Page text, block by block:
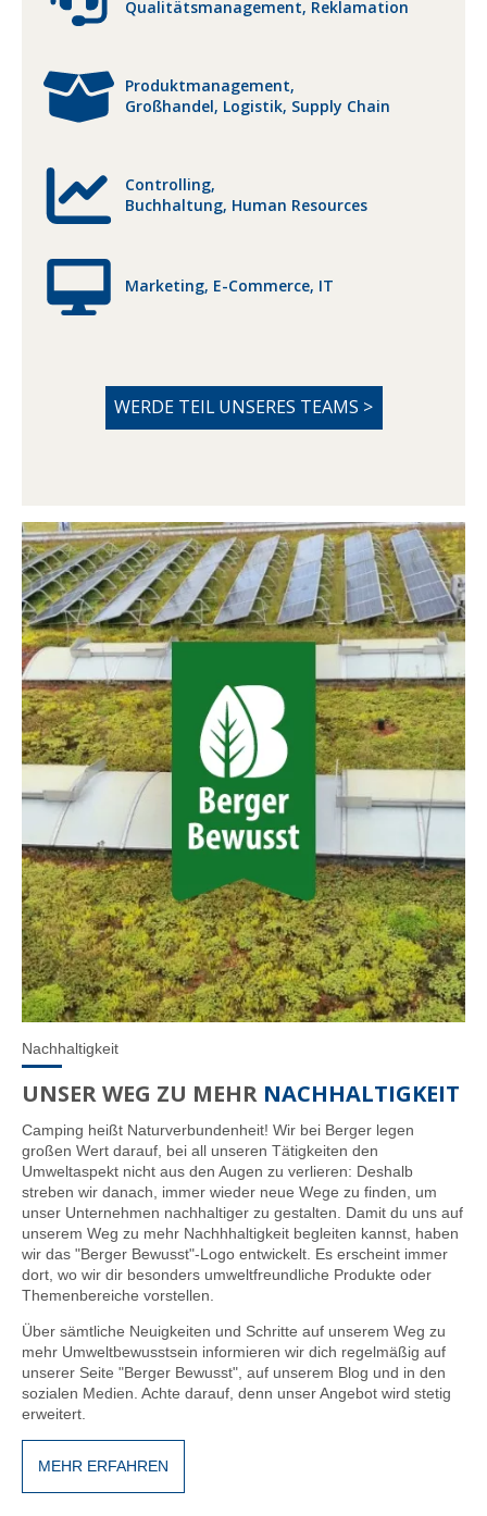
Qualitätsmanagement, Reklamation
Produktmanagement,
Großhandel, Logistik, Supply Chain
Controlling,
Buchhaltung, Human Resources
Marketing, E-Commerce, IT
WERDE TEIL UNSERES TEAMS >
Nachhaltigkeit
UNSER WEG ZU MEHR NACHHALTIGKEIT
Camping heißt Naturverbundenheit! Wir bei Berger legen
großen Wert darauf, bei all unseren Tätigkeiten den
Umweltaspekt nicht aus den Augen zu verlieren: Deshalb
streben wir danach, immer wieder neue Wege zu finden, um
unser Unternehmen nachhaltiger zu gestalten. Damit du uns auf
unserem Weg zu mehr Nachhhaltigkeit begleiten kannst, haben
wir das "Berger Bewusst"-Logo entwickelt. Es erscheint immer
dort, wo wir dir besonders umweltfreundliche Produkte oder
Themenbereiche vorstellen.
Über sämtliche Neuigkeiten und Schritte auf unserem Weg zu
mehr Umweltbewusstsein informieren wir dich regelmäßig auf
unserer Seite "Berger Bewusst", auf unserem Blog und in den
sozialen Medien. Achte darauf, denn unser Angebot wird stetig
erweitert.
MEHR ERFAHREN